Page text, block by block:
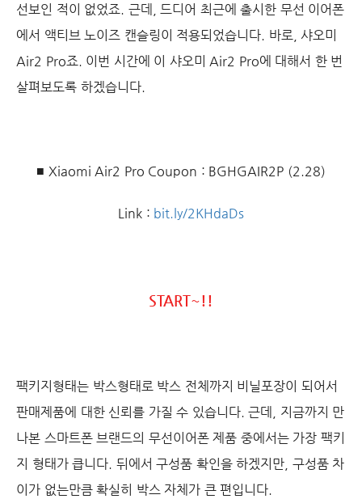
선보인 적이 없었죠. 근데, 드디어 최근에 출시한 무선 이어폰
에서 액티브 노이즈 캔슬링이 적용되었습니다. 바로, 샤오미
Air2 Pro죠. 이번 시간에 이 샤오미 Air2 Pro에 대해서 한 번
살펴보도록 하겠습니다.
■ Xiaomi Air2 Pro Coupon : BGHGAIR2P (2.28)
Link : bit.ly/2KHdaDs
START~!!
팩키지형태는 박스형태로 박스 전체까지 비닐포장이 되어서
판매제품에 대한 신뢰를 가질 수 있습니다. 근데, 지금까지 만
나본 스마트폰 브랜드의 무선이어폰 제품 중에서는 가장 팩키
지 형태가 큽니다. 뒤에서 구성품 확인을 하겠지만, 구성품 차
이가 없는만큼 확실히 박스 자체가 큰 편입니다.